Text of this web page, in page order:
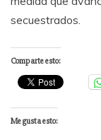
secuestrados.
Comparte esto:
Me gusta esto: